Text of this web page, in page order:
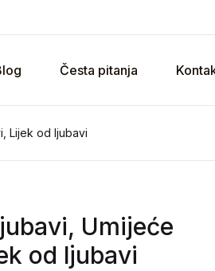
Česta pitanja
Lijek od ljubavi
Umijeće
od ljubavi